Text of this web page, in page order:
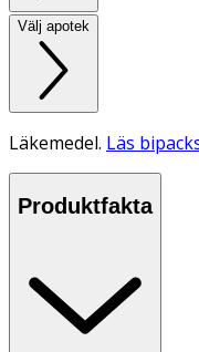
Välj apotek
Läkemedel. Läs
Produktfakta